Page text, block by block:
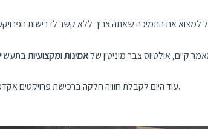
קיים, אולטיוס צבר מוניטין שלאמינות ומקצועיות
חקור את Ultius עוד היום לקבלת חוויה חלקה ברכישת פרויקטים אקדמיים.